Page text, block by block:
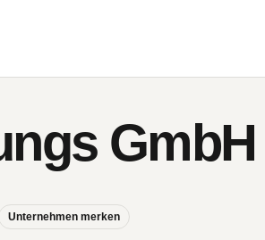
GmbH
Unternehmen merken